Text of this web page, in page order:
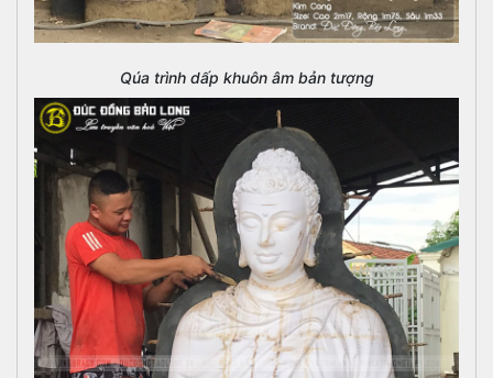
Qúa trình dấp khuôn âm bản tượng